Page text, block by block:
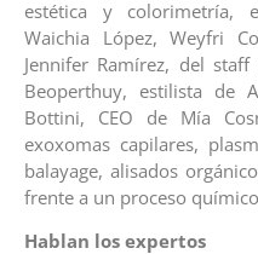
estética y colorimetría,
Waichia López, Weyfri
Jennifer Ramírez, del
Beoperthuy, estilista de
Bottini, CEO de Mía
exoxomas capilares,
balayage, alisados
frente a un proceso
Hablan los expertos